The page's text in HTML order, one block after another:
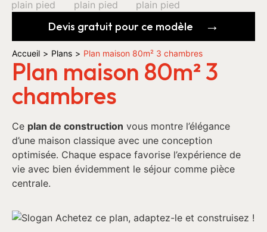
Devis gratuit pour ce modèle
Accueil > Plans > Plan maison 80m² 3 chambres
Plan maison 80m² 3
chambres
Ce plan de construction vous montre l’élégance
d’une maison classique avec une conception
optimisée. Chaque espace favorise l’expérience de
vie avec bien évidemment le séjour comme pièce
centrale.